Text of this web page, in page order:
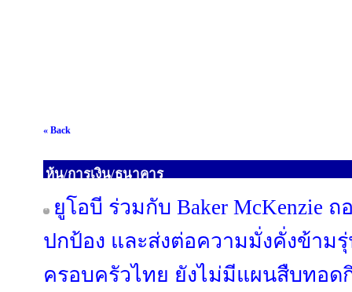
« Back
หุ้น/การเงิน/ธนาคาร
ยูโอบี ร่วมกับ Baker McKenzie
ปกป้อง และส่งต่อความมั่งคั่งข้าม
ครอบครัวไทย ยังไม่มีแผนสืบทอด